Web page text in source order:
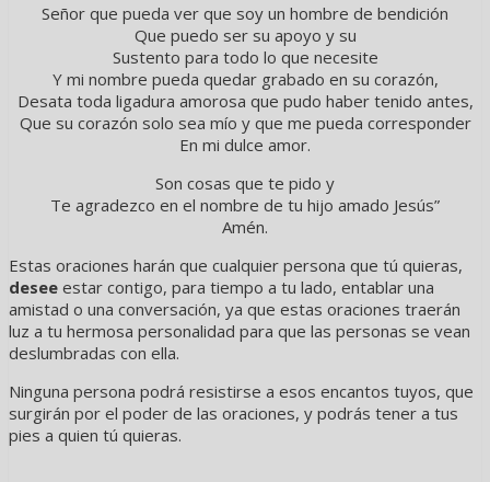
Señor que pueda ver que soy un hombre de bendición
Que puedo ser su apoyo y su
Sustento para todo lo que necesite
Y mi nombre pueda quedar grabado en su corazón,
Desata toda ligadura amorosa que pudo haber tenido antes,
Que su corazón solo sea mío y que me pueda corresponder
En mi dulce amor.
Son cosas que te pido y
Te agradezco en el nombre de tu hijo amado Jesús”
Amén.
Estas oraciones harán que cualquier persona que tú quieras,
desee estar contigo, para tiempo a tu lado, entablar una
amistad o una conversación, ya que estas oraciones traerán
luz a tu hermosa personalidad para que las personas se vean
deslumbradas con ella.
Ninguna persona podrá resistirse a esos encantos tuyos, que
surgirán por el poder de las oraciones, y podrás tener a tus
pies a quien tú quieras.